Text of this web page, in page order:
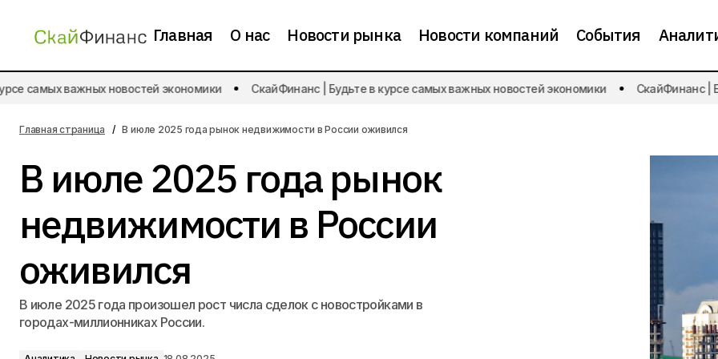
Главная О нас Новости рынка Новости компаний События
Ставки по вкладам в топ-10 банках
на 0,07-3,37 п.п. ниже, чем в менее
Аналитика Новости рынка В июле 2025 года рынок недвижимости в
самых важных новостей экономики СкайФинанс | Будьте в курсе самых важных новостей экономики СкайФинанс |
Главная страница В июле 2025 года рынок недвижимости в России оживился
В июле 2025 года рынок
недвижимости в России
оживился
В июле 2025 года произошел рост числа сделок с новостройками в
городах-миллионниках России.